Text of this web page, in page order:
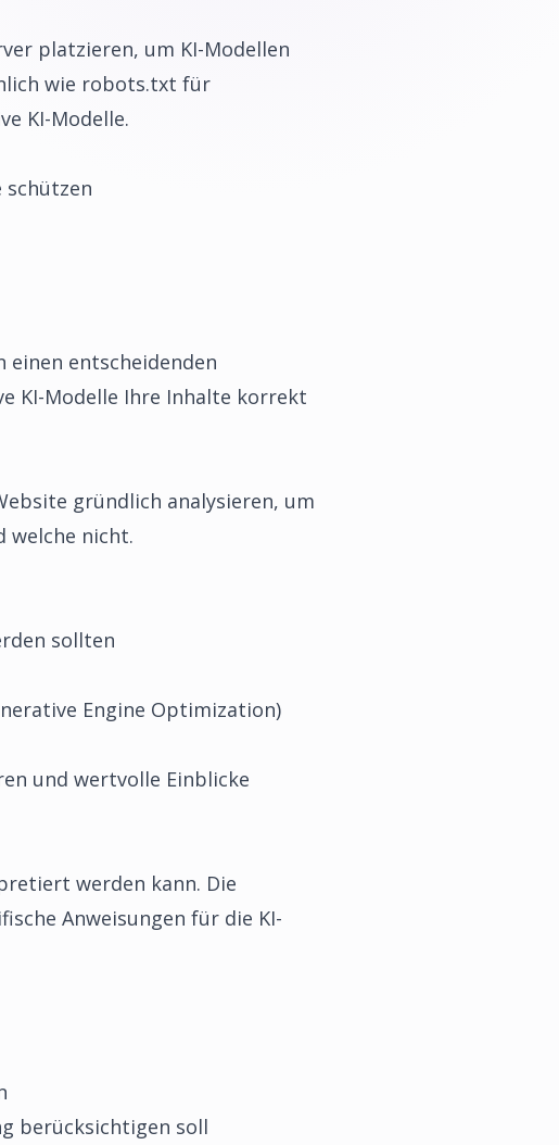
platzieren, um KI-Modellen
wie robots.txt für
KI-Modelle.
schützen
entscheidenden
KI-Modelle Ihre Inhalte korrekt
gründlich analysieren, um
welche nicht.
sollten
Engine Optimization)
und wertvolle Einblicke
werden kann. Die
Anweisungen für die KI-
berücksichtigen soll